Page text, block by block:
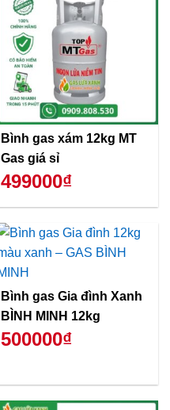
Bình gas xám 12kg MT
Gas giá sỉ
499000₫
Bình gas Gia đình Xanh
BÌNH MINH 12kg
500000₫